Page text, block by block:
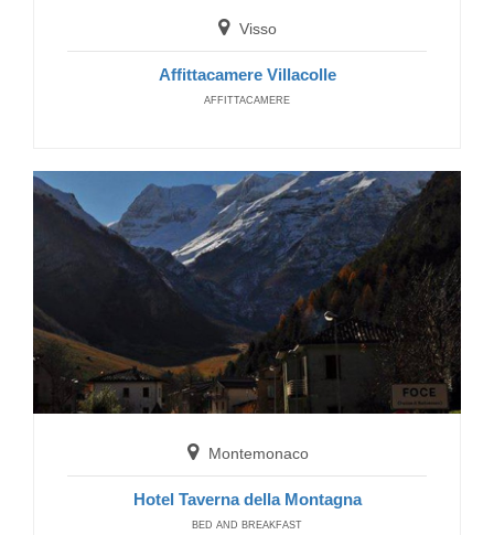
San Ginesio
Casa Vacanze Valle del Lupo
HOLIDAY HOME
San Ginesio
Visso
Affittacamere Villacolle
AFFITTACAMERE
Montemonaco
Hotel Taverna della Montagna
BED AND BREAKFAST